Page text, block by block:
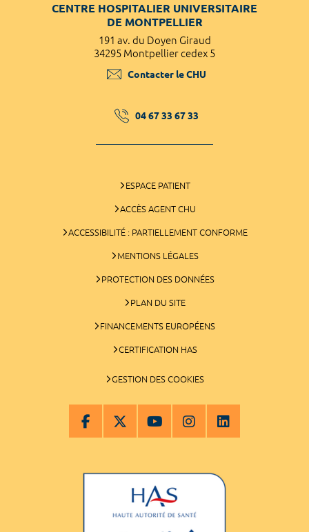
CENTRE HOSPITALIER UNIVERSITAIRE
DE MONTPELLIER
191 av. du Doyen Giraud
34295 Montpellier cedex 5
Contacter le CHU
04 67 33 67 33
ESPACE PATIENT
ACCÈS AGENT CHU
ACCESSIBILITÉ : PARTIELLEMENT CONFORME
MENTIONS LÉGALES
PROTECTION DES DONNÉES
PLAN DU SITE
FINANCEMENTS EUROPÉENS
CERTIFICATION HAS
GESTION DES COOKIES